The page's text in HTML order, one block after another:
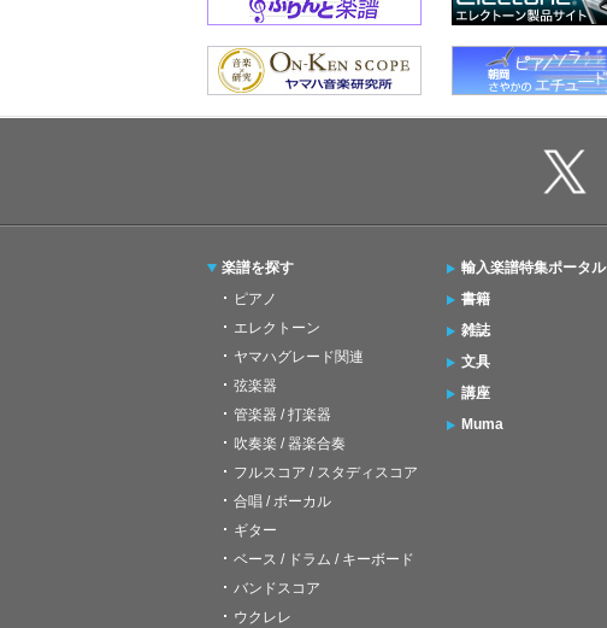
楽譜を探す
ピアノ
エレクトーン
ヤマハグレード関連
弦楽器
管楽器 / 打楽器
吹奏楽 / 器楽合奏
フルスコア / スタディスコア
合唱 / ボーカル
ギター
ベース / ドラム / キーボード
バンドスコア
ウクレレ
輸入楽譜特集ポータル
書籍
雑誌
文具
講座
Muma